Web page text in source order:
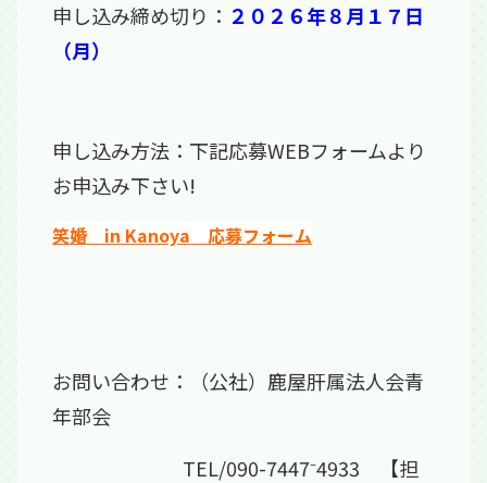
申し込み締め切り： ２０２６年８月１７日
（月）
申し込み方法：下記応募WEBフォームより
お申込み下さい!
笑婚 in Kanoya 応募フォーム
お問い合わせ：（公社）鹿屋肝属法人会青
年部会
TEL/090-7447⁻4933 【担